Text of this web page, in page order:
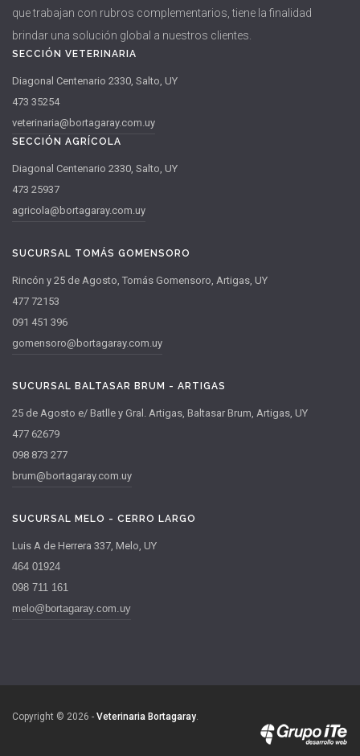
que trabajan con rubros complementarios, tiene la finalidad
brindar una solución global a nuestros clientes.
SECCIÓN VETERINARIA
Diagonal Centenario 2330, Salto, UY
473 35254
veterinaria@bortagaray.com.uy
SECCIÓN AGRÍCOLA
Diagonal Centenario 2330, Salto, UY
473 25937
agricola@bortagaray.com.uy
SUCURSAL TOMÁS GOMENSORO
Rincón y 25 de Agosto, Tomás Gomensoro, Artigas, UY
477 72153
091 451 396
gomensoro@bortagaray.com.uy
SUCURSAL BALTASAR BRUM - ARTIGAS
25 de Agosto e/ Batlle y Gral. Artigas, Baltasar Brum, Artigas, UY
477 62679
098 873 277
brum@bortagaray.com.uy
SUCURSAL MELO - CERRO LARGO
Luis A de Herrera 337, Melo, UY
464 01924
098 711 161
melo@bortagaray.com.uy
Copyright © 2026 - Veterinaria Bortagaray.